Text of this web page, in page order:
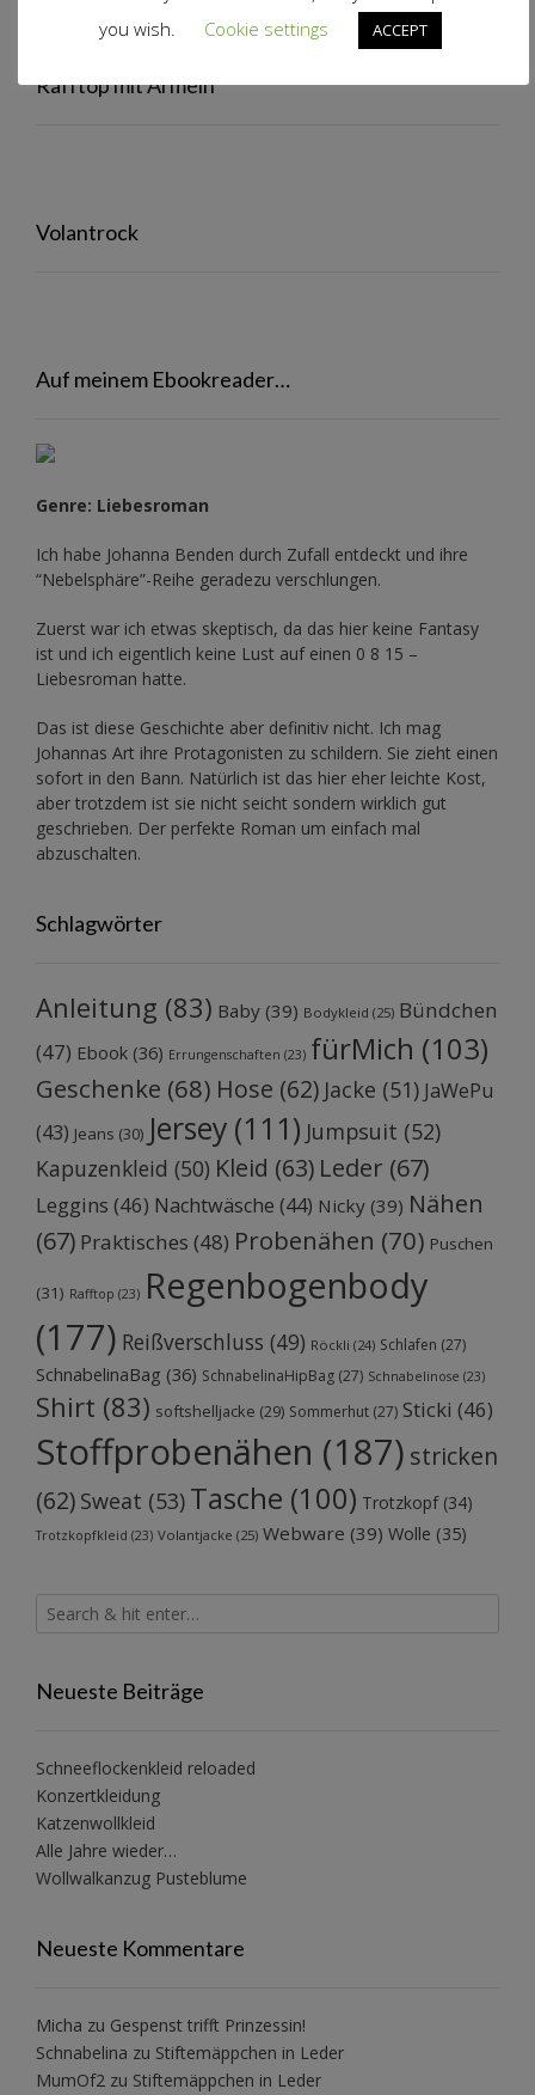
Rafftop mit Ärmeln
Volantrock
Auf meinem Ebookreader…
Genre: Liebesroman
Ich habe Johanna Benden durch Zufall entdeckt und ihre
“Nebelsphäre”-Reihe geradezu verschlungen.
Zuerst war ich etwas skeptisch, da das hier keine Fantasy
ist und ich eigentlich keine Lust auf einen 0 8 15 –
Liebesroman hatte.
Das ist diese Geschichte aber definitiv nicht. Ich mag
Johannas Art ihre Protagonisten zu schildern. Sie zieht einen
sofort in den Bann. Natürlich ist das hier eher leichte Kost,
aber trotzdem ist sie nicht seicht sondern wirklich gut
geschrieben. Der perfekte Roman um einfach mal
abzuschalten.
Schlagwörter
Anleitung (83) Baby (39) Bodykleid (25) Bündchen
(47) Ebook (36) Errungenschaften (23) fürMich (103)
Geschenke (68) Hose (62) Jacke (51) JaWePu
(43) Jeans (30) Jersey (111) Jumpsuit (52)
Kapuzenkleid (50) Kleid (63) Leder (67)
Leggins (46) Nachtwäsche (44) Nicky (39) Nähen
(67) Praktisches (48) Probenähen (70) Puschen
(31) Rafftop (23) Regenbogenbody
(177) Reißverschluss (49) Röckli (24) Schlafen (27)
SchnabelinaBag (36) SchnabelinaHipBag (27) Schnabelinose (23)
Shirt (83) softshelljacke (29) Sommerhut (27) Sticki (46)
Stoffprobenähen (187) stricken
(62) Sweat (53) Tasche (100) Trotzkopf(34)
Trotzkopfkleid (23) Volantjacke (25) Webware (39) Wolle (35)
Neueste Beiträge
Schneeflockenkleid reloaded
Konzertkleidung
Katzenwollkleid
Alle Jahre wieder…
Wollwalkanzug Pusteblume
Neueste Kommentare
Micha zu Gespenst trifft Prinzessin!
Schnabelina zu Stiftemäppchen in Leder
MumOf2 zu Stiftemäppchen in Leder
you wish.
Cookie settings ACCEPT